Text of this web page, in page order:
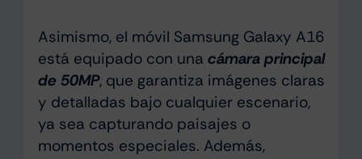
Asimismo, el móvil Samsung Galaxy A16
está equipado con una cámara principal
de 50MP, que garantiza imágenes claras
y detalladas bajo cualquier escenario,
ya sea capturando paisajes o
momentos especiales. Además,